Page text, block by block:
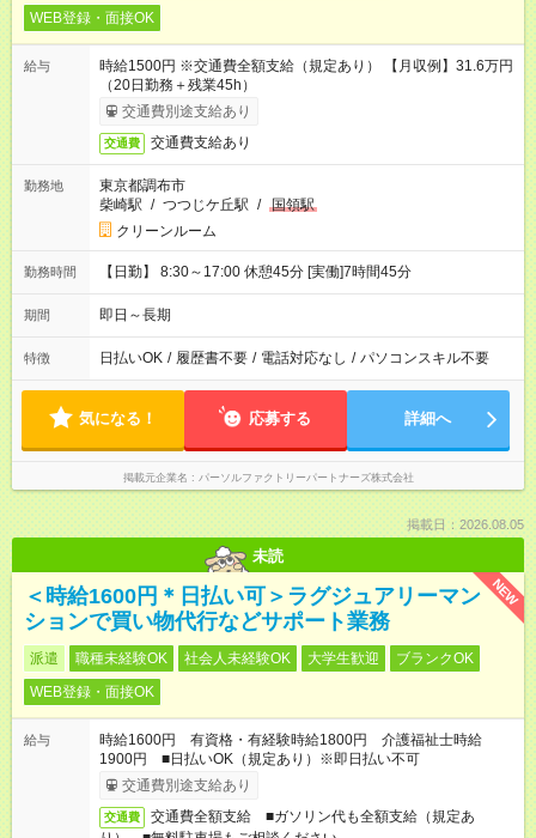
WEB登録・面接OK
給与
時給1500円 ※交通費全額支給（規定あり） 【月収例】31.6万円
（20日勤務＋残業45h）
交通費別途支給あり
交通費 交通費支給あり
勤務地
東京都調布市
柴崎駅 / つつじケ丘駅 / 国領駅
クリーンルーム
勤務時間 【日勤】 8:30～17:00 休憩45分 [実働]7時間45分
期間 即日～長期
特徴 日払いOK / 履歴書不要 / 電話対応なし / パソコンスキル不要
気になる！ 応募する 詳細へ
掲載元企業名 パーソルファクトリーパートナーズ株式会社
掲載日：2026.08.05
未読
NEW
＜時給1600円＊日払い可＞ラグジュアリーマン
ションで買い物代行などサポート業務
派遣 職種未経験OK 社会人未経験OK 大学生歓迎
ブランクOK
WEB登録・面接OK
給与
時給1600円 有資格・有経験時給1800円 介護福祉士時給
1900円 ■日払いOK（規定あり）※即日払い不可
交通費別途支給あり
交通費
交通費全額支給 ■ガソリン代も全額支給（規定あ